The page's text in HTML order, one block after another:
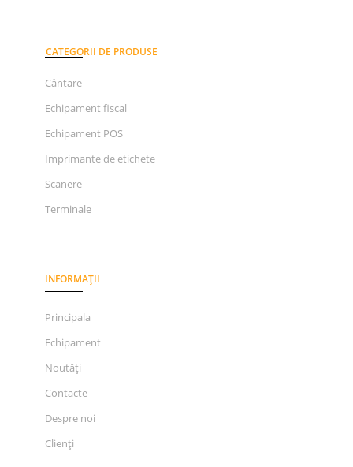
CATEGORII DE PRODUSE
Cântare
Echipament fiscal
Echipament POS
Imprimante de etichete
Scanere
Terminale
INFORMAȚII
Principala
Echipament
Noutăți
Contacte
Despre noi
Clienți